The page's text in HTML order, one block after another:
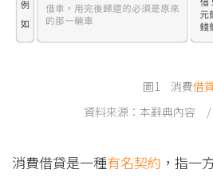
圖1 消費借
資料來源：本辭典內容
消費借貸是一種有名契約 ，指一